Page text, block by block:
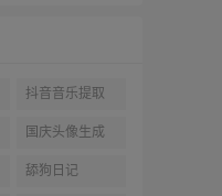
AI(18)
永久激活
win10(10)
kms激活(14)